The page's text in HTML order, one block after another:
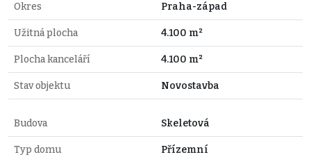
Okres Praha-západ
Užitná plocha 4.100 m²
Plocha kanceláří 4.100 m²
Stav objektu Novostavba
Budova Skeletová
Typ domu Přízemní